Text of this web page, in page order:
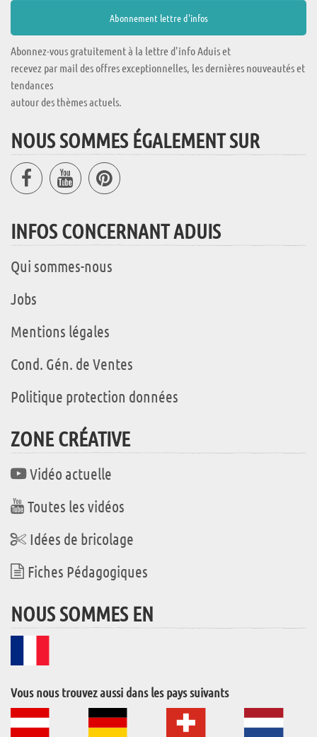
Abonnez-vous gratuitement à la lettre d'info Aduis et
recevez par mail des offres exceptionnelles, les dernières nouveautés et
tendances
autour des thèmes actuels.
NOUS SOMMES ÉGALEMENT SUR
INFOS CONCERNANT ADUIS
Qui sommes-nous
Jobs
Mentions légales
Cond. Gén. de Ventes
Politique protection données
ZONE CRÉATIVE
Vidéo actuelle
Toutes les vidéos
Idées de bricolage
Fiches Pédagogiques
NOUS SOMMES EN
Vous nous trouvez aussi dans les pays suivants